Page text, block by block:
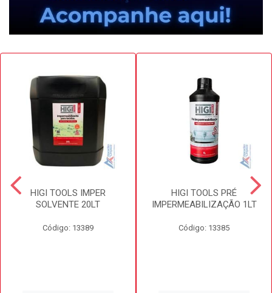
HIGI TOOLS IMPER
SOLVENTE 20LT
Código: 13389
HIGI TOOLS PRÉ
IMPERMEABILIZAÇÃO 1LT
Código: 13385